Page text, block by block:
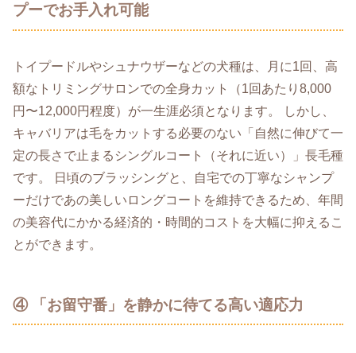
プーでお手入れ可能
トイプードルやシュナウザーなどの犬種は、月に1回、高
額なトリミングサロンでの全身カット（1回あたり8,000
円〜12,000円程度）が一生涯必須となります。 しかし、
キャバリアは毛をカットする必要のない「自然に伸びて一
定の長さで止まるシングルコート（それに近い）」長毛種
です。 日頃のブラッシングと、自宅での丁寧なシャンプ
ーだけであの美しいロングコートを維持できるため、年間
の美容代にかかる経済的・時間的コストを大幅に抑えるこ
とができます。
④ 「お留守番」を静かに待てる高い適応力